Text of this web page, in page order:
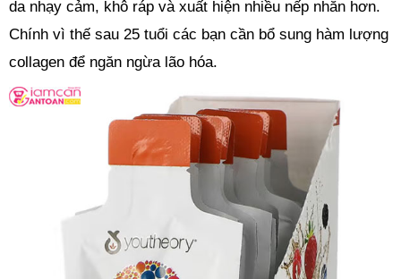
da nhạy cảm, khô ráp và xuất hiện nhiều nếp nhăn hơn.
Chính vì thế sau 25 tuổi các bạn cần bổ sung hàm lượng
collagen để ngăn ngừa lão hóa.